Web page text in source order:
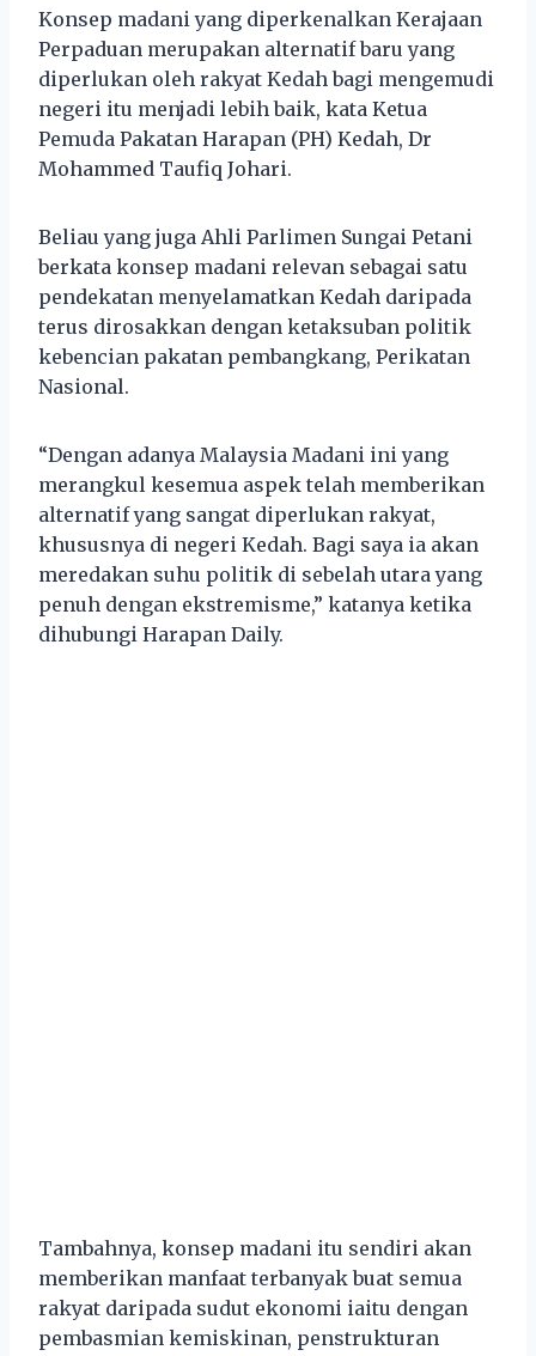
Konsep madani yang diperkenalkan Kerajaan
Perpaduan merupakan alternatif baru yang
diperlukan oleh rakyat Kedah bagi mengemudi
negeri itu menjadi lebih baik, kata Ketua
Pemuda Pakatan Harapan (PH) Kedah, Dr
Mohammed Taufiq Johari.
Beliau yang juga Ahli Parlimen Sungai Petani
berkata konsep madani relevan sebagai satu
pendekatan menyelamatkan Kedah daripada
terus dirosakkan dengan ketaksuban politik
kebencian pakatan pembangkang, Perikatan
Nasional.
“Dengan adanya Malaysia Madani ini yang
merangkul kesemua aspek telah memberikan
alternatif yang sangat diperlukan rakyat,
khususnya di negeri Kedah. Bagi saya ia akan
meredakan suhu politik di sebelah utara yang
penuh dengan ekstremisme,” katanya ketika
dihubungi Harapan Daily.
Tambahnya, konsep madani itu sendiri akan
memberikan manfaat terbanyak buat semua
rakyat daripada sudut ekonomi iaitu dengan
pembasmian kemiskinan, penstrukturan